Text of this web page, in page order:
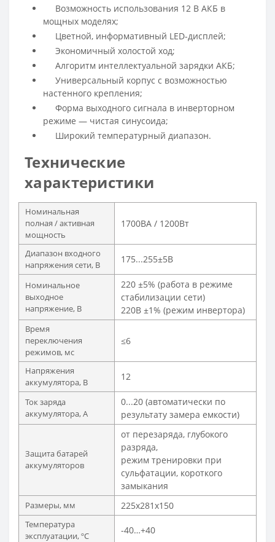
Возможность использования 12 В АКБ в
мощных моделях;
Цветной, информативный LED-дисплей;
Экономичный холостой ход;
Алгоритм интеллектуальной зарядки АКБ;
Универсальный корпус с возможностью
настенного крепления;
Форма выходного сигнала в инверторном
режиме — чистая синусоида;
Широкий температурный диапазон.
Технические
характеристики
Номинальная
полная / активная
мощность
1700ВА / 1200Вт
Диапазон входного
напряжения сети, В
175...255±5В
Номинальное
выходное
напряжение, В
220 ±5% (работа в режиме
стабилизации сети)
220В ±1% (режим инвертора)
Время
переключения
режимов, мс
≤6
Напряжения
аккумулятора, В
12
Ток заряда
аккумулятора, А
0...20 (автоматически по
результату замера емкости)
Защита батарей
аккумуляторов
от перезаряда, глубокого
разряда,
режим тренировки при
сульфатации, короткого
замыкания
Размеры, мм 225х281х150
Температура
эксплуатации, ºС
-40…+40